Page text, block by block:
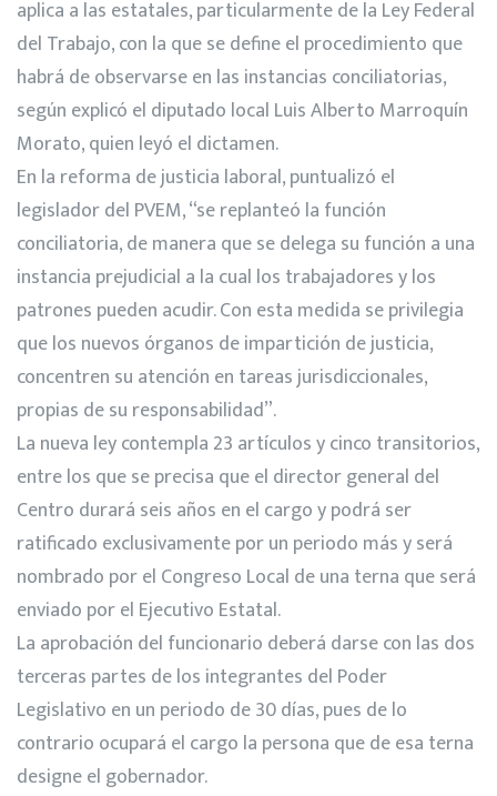
aplica a las estatales, particularmente de la Ley Federal
del Trabajo, con la que se define el procedimiento que
habrá de observarse en las instancias conciliatorias,
según explicó el diputado local Luis Alberto Marroquín
Morato, quien leyó el dictamen.
En la reforma de justicia laboral, puntualizó el
legislador del PVEM, “se replanteó la función
conciliatoria, de manera que se delega su función a una
instancia prejudicial a la cual los trabajadores y los
patrones pueden acudir. Con esta medida se privilegia
que los nuevos órganos de impartición de justicia,
concentren su atención en tareas jurisdiccionales,
propias de su responsabilidad”.
La nueva ley contempla 23 artículos y cinco transitorios,
entre los que se precisa que el director general del
Centro durará seis años en el cargo y podrá ser
ratificado exclusivamente por un periodo más y será
nombrado por el Congreso Local de una terna que será
enviado por el Ejecutivo Estatal.
La aprobación del funcionario deberá darse con las dos
terceras partes de los integrantes del Poder
Legislativo en un periodo de 30 días, pues de lo
contrario ocupará el cargo la persona que de esa terna
designe el gobernador.